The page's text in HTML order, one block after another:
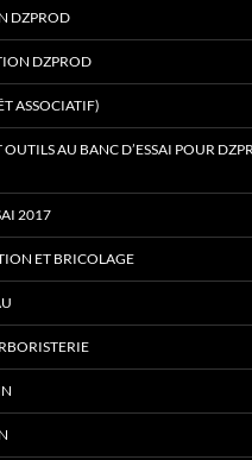
DZPROD
DZPROD
ASSOCIATIF)
OUTILS AU BANC D’ESSAI POUR
2017
ET BRICOLAGE